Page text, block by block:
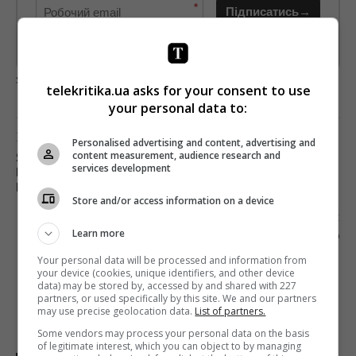
* Підписатись→
Предоставлено SendPulse
загрузка...
Попередня стаття
ЯК У «ГОСТРИХ ПРЕДМЕТАХ» З’ЯВИЛАСЯ
МУЗИКА LED ZEPPELIN – ГУРТУ, ЯКИЙ ЗАВЖДИ
ВСІМ ВІДМОВЛЯЄ?
Наступна стаття
ТЕЛЕРЕЙТИНГИ: СКОРО ЗАВЕРШИТЬСЯ ЛІТО
telekritika.ua asks for your consent to use
your personal data to:
Personalised advertising and content, advertising and
content measurement, audience research and
services development
Store and/or access information on a device
Learn more
Your personal data will be processed and information from
your device (cookies, unique identifiers, and other device
data) may be stored by, accessed by and shared with 227
partners, or used specifically by this site. We and our partners
may use precise geolocation data. List of partners.
Some vendors may process your personal data on the basis
of legitimate interest, which you can object to by managing